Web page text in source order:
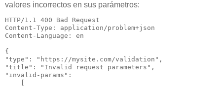
valores incorrectos en sus parámetros:
HTTP/1.1 400 Bad Request
Content-Type : application/problem+json
Content-Language : en
{
"type ": "https://mysite.com/validation" ,
"title ": "Invalid request parameters" ,
" invalid-params ":